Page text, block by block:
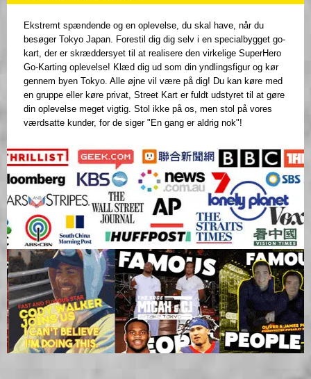
Ekstremt spændende og en oplevelse, du skal have, når du
besøger Tokyo Japan. Forestil dig dig selv i en specialbygget go-
kart, der er skræddersyet til at realisere den virkelige SuperHero
Go-Karting oplevelse! Klæd dig ud som din yndlingsfigur og kør
gennem byen Tokyo. Alle øjne vil være på dig! Du kan køre med
en gruppe eller køre privat, Street Kart er fuldt udstyret til at gøre
din oplevelse meget vigtig. Stol ikke på os, men stol på vores
værdsatte kunder, for de siger "En gang er aldrig nok"!